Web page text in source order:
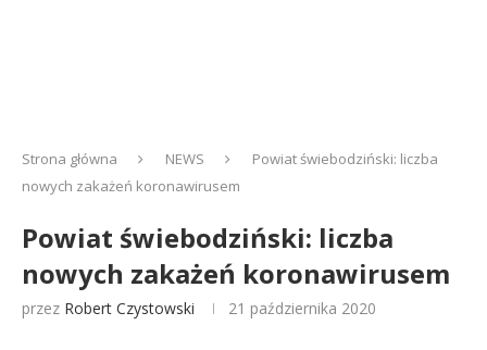
Strona główna NEWS
Powiat świebodziński: liczba
nowych zakażeń koronawirusem
Powiat świebodziński: liczba
nowych zakażeń koronawirusem
przez Robert Czystowski 21 października 2020